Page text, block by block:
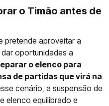
o Timão antes de
pretende aproveitar a
oportunidades a
o elenco para
de partidas que virá na
cenário, a suspensão de
elenco equilibrado e